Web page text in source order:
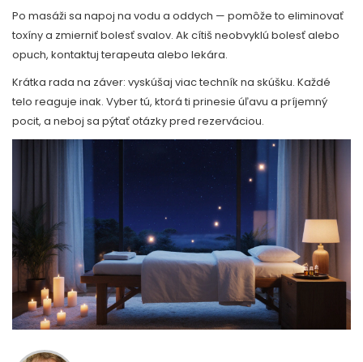
Po masáži sa napoj na vodu a oddych — pomôže to eliminovať
toxíny a zmierniť bolesť svalov. Ak cítiš neobvyklú bolesť alebo
opuch, kontaktuj terapeuta alebo lekára.
Krátka rada na záver: vyskúšaj viac techník na skúšku. Každé
telo reaguje inak. Vyber tú, ktorá ti prinesie úľavu a príjemný
pocit, a neboj sa pýtať otázky pred rezerváciou.